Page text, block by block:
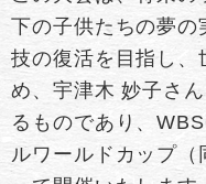
下の子供たちの夢の
技の復活を目指し、
め、宇津木 妙子さ
るものであり、
ルワールドカップ